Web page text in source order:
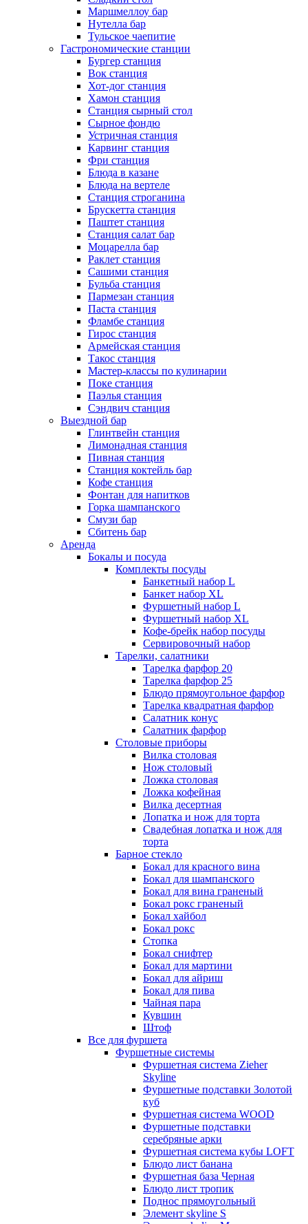
Маршмеллоу бар
Нутелла бар
Тульское чаепитие
Гастрономические станции
Бургер станция
Вок станция
Хот-дог станция
Хамон станция
Станция сырный стол
Сырное фондю
Устричная станция
Карвинг станция
Фри станция
Блюда в казане
Блюда на вертеле
Станция строганина
Брускетта станция
Паштет станция
Станция салат бар
Моцарелла бар
Раклет станция
Сашими станция
Бульба станция
Пармезан станция
Паста станция
Фламбе станция
Гирос станция
Армейская станция
Такос станция
Мастер-классы по кулинарии
Поке станция
Паэлья станция
Сэндвич станция
Выездной бар
Глинтвейн станция
Лимонадная станция
Пивная станция
Станция коктейль бар
Кофе станция
Фонтан для напитков
Горка шампанского
Смузи бар
Сбитень бар
Аренда
Бокалы и посуда
Комплекты посуды
Банкетный набор L
Банкет набор XL
Фуршетный набор L
Фуршетный набор ХL
Кофе-брейк набор посуды
Сервировочный набор
Тарелки, салатники
Тарелка фарфор 20
Тарелка фарфор 25
Блюдо прямоугольное фарфор
Тарелка квадратная фарфор
Салатник конус
Салатник фарфор
Столовые приборы
Вилка столовая
Нож столовый
Ложка столовая
Ложка кофейная
Вилка десертная
Лопатка и нож для торта
Свадебная лопатка и нож для
торта
Барное стекло
Бокал для красного вина
Бокал для шампанского
Бокал для вина граненый
Бокал рокс граненый
Бокал хайбол
Бокал рокс
Стопка
Бокал снифтер
Бокал для мартини
Бокал для айриш
Бокал для пива
Чайная пара
Кувшин
Штоф
Все для фуршета
Фуршетные системы
Фуршетная система Zieher
Skyline
Фуршетные подставки Золотой
куб
Фуршетная система WOOD
Фуршетные подставки
серебряные арки
Фуршетная система кубы LOFT
Блюдо лист банана
Фуршетная база Черная
Блюдо лист тропик
Поднос прямоугольный
Элемент skyline S